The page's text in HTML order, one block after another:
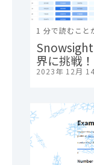
1 分で読むこと
界に挑戦！
2023年 12月